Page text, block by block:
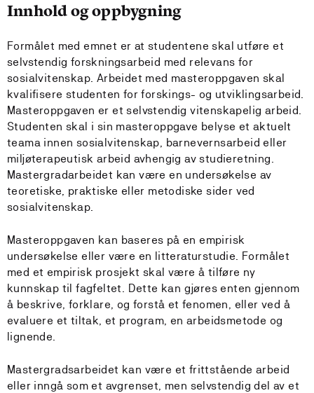
Innhold og oppbygning
Formålet med emnet er at studentene skal utføre et
selvstendig forskningsarbeid med relevans for
sosialvitenskap. Arbeidet med masteroppgaven skal
kvalifisere studenten for forskings- og utviklingsarbeid.
Masteroppgaven er et selvstendig vitenskapelig arbeid.
Studenten skal i sin masteroppgave belyse et aktuelt
teama innen sosialvitenskap, barnevernsarbeid eller
miljøterapeutisk arbeid avhengig av studieretning.
Mastergradarbeidet kan være en undersøkelse av
teoretiske, praktiske eller metodiske sider ved
sosialvitenskap.
Masteroppgaven kan baseres på en empirisk
undersøkelse eller være en litteraturstudie. Formålet
med et empirisk prosjekt skal være å tilføre ny
kunnskap til fagfeltet. Dette kan gjøres enten gjennom
å beskrive, forklare, og forstå et fenomen, eller ved å
evaluere et tiltak, et program, en arbeidsmetode og
lignende.
Mastergradsarbeidet kan være et frittstående arbeid
eller inngå som et avgrenset, men selvstendig del av et